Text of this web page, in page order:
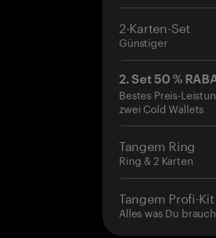
2-Karten-Set
Günstiger
2. Set 50 %
Bestes Preis-
zwei Cold Wallets
Tangem Ring
Ring & 2 Karten
Tangem Profi-Kit
Alles was Du